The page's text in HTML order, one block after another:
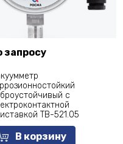
запросу
с
ТВ-521.05
В корзину